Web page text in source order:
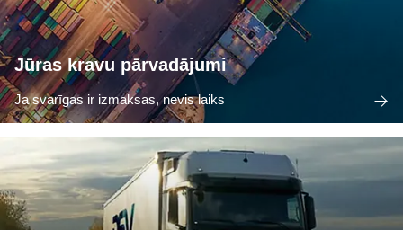
Jūras kravu pārvadājumi
Ja svarīgas ir izmaksas, nevis laiks